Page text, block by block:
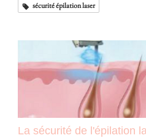
sécurité épilation laser
La sécurité de l'épilation